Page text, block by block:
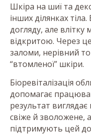
Шкіра на шиї та
інших ділянках
догляду, але
відкритою. Через це
заломи, нерівний
“втомленої” шкіри.
Біоревіталізація
допомагає
результат
свіже й зволожене,
підтримують цей